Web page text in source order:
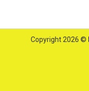
Copyright 2026 ©